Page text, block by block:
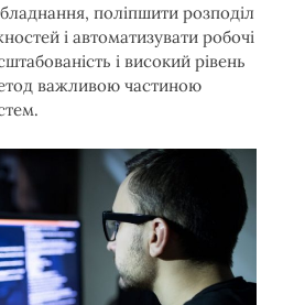
поліпшити розподіл
і автоматизувати робочі
і високий рівень
важливою частиною